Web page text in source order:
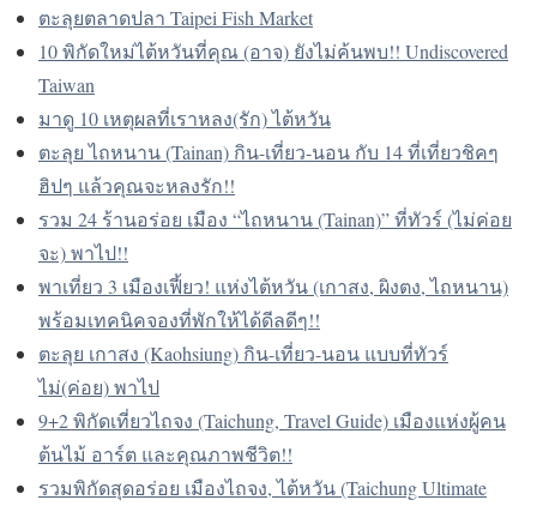
ตะลุยตลาดปลา Taipei Fish Market
10 พิกัดใหม่ไต้หวันที่คุณ (อาจ) ยังไม่ค้นพบ!! Undiscovered
Taiwan
มาดู 10 เหตุผลที่เราหลง(รัก) ไต้หวัน
ตะลุย ไถหนาน (Tainan) กิน-เที่ยว-นอน กับ 14 ที่เที่ยวชิคๆ
ฮิปๆ แล้วคุณจะหลงรัก!!
รวม 24 ร้านอร่อย เมือง “ไถหนาน (Tainan)” ที่ทัวร์ (ไม่ค่อย
จะ) พาไป!!
พาเที่ยว 3 เมืองเฟี้ยว! แห่งไต้หวัน (เกาสง, ผิงตง, ไถหนาน)
พร้อมเทคนิคจองที่พักให้ได้ดีลดีๆ!!
ตะลุย เกาสง (Kaohsiung) กิน-เที่ยว-นอน แบบที่ทัวร์
ไม่(ค่อย) พาไป
9+2 พิกัดเที่ยวไถจง (Taichung, Travel Guide) เมืองแห่งผู้คน
ต้นไม้ อาร์ต และคุณภาพชีวิต!!
รวมพิกัดสุดอร่อย เมืองไถจง, ไต้หวัน (Taichung Ultimate